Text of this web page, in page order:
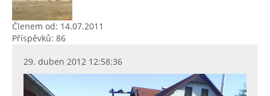
Členem od: 14.07.2011
Příspěvků: 86
29. duben 2012 12:58:36